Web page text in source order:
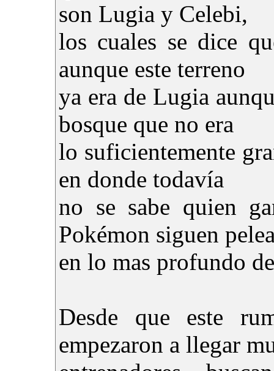
son Lugia y Celebi,
los cuales se dice
aunque este terreno
ya era de Lugia
bosque que no era
lo suficientemente
en donde todavía
no se sabe quien
Pokémon siguen
en lo mas profundo
Desde que este
empezaron a llegar